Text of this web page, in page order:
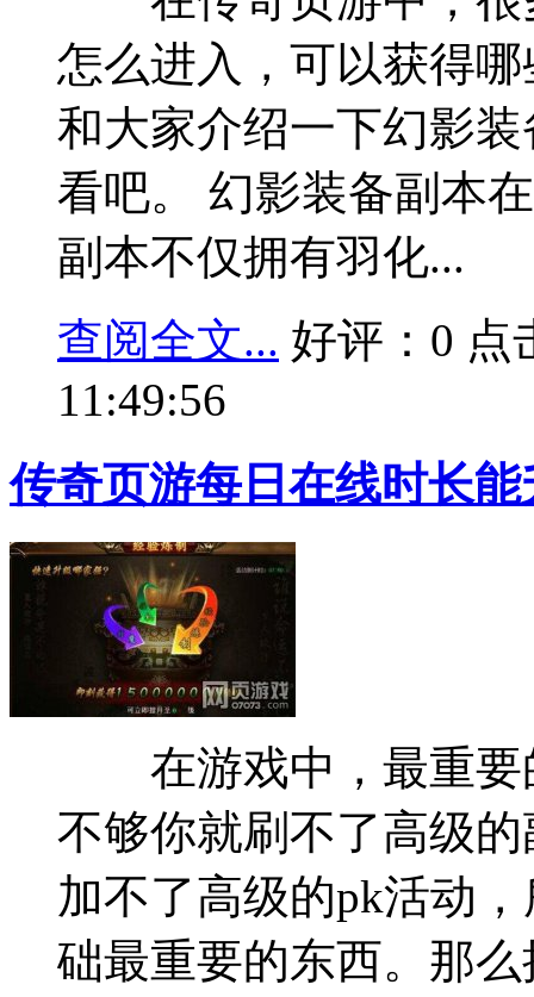
怎么进入，可以获得
和大家介绍一下幻影
看吧。 幻影装备副本
副本不仅拥有羽化...
查阅全文... 好评：0 点
11:49:56
传奇页游每日在线时长能
在游戏中，最重要
不够你就刷不了高级
加不了高级的pk活动
础最重要的东西。那